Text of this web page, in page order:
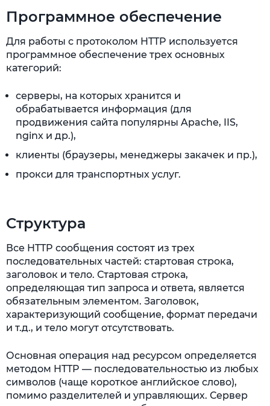
Программное обеспечение
Для работы с протоколом HTTP используется
программное обеспечение трех основных
категорий:
серверы, на которых хранится и
обрабатывается информация (для
продвижения сайта популярны Apache, IIS,
nginx и др.),
клиенты (браузеры, менеджеры закачек и пр.),
прокси для транспортных услуг.
Структура
Все HTTP сообщения состоят из трех
последовательных частей: стартовая строка,
заголовок и тело. Стартовая строка,
определяющая тип запроса и ответа, является
обязательным элементом. Заголовок,
характеризующий сообщение, формат передачи
и т.д., и тело могут отсутствовать.
Основная операция над ресурсом определяется
методом HTTP — последовательностью из любых
символов (чаще короткое английское слово),
помимо разделителей и управляющих. Сервер